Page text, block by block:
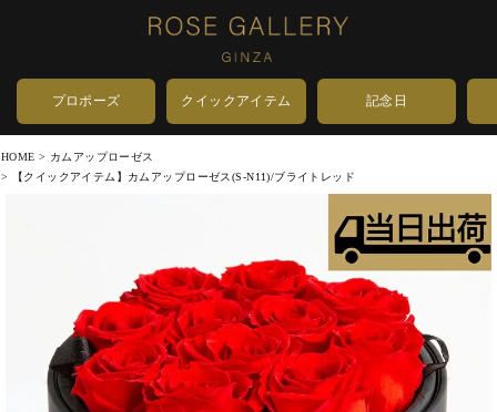
プロポーズ クイックアイテム 記念日
HOME
カムアップローゼス
【クイックアイテム】カムアップローゼス(S-N11)/ブライトレッド